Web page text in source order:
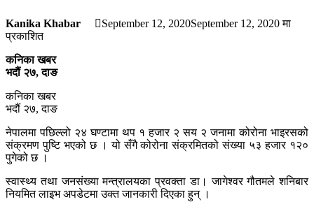
Kanika Khabar September 12, 2020September 12, 2020मा
प्रकाशित
कनिका खबर
भदौं २७, दाङ
कनिका खबर
भदौं २७, दाङ
नेपालमा पछिल्लो २४ घण्टामा थप १ हजार २ सय २ जनामा कोरोना भाइरसको
संक्रमण पुष्टि भएको छ । यो सँगै कोरोना संक्रमितको संख्या ५३ हजार १२०
पुगेको छ ।
स्वास्थ्य तथा जनसंख्या मन्त्रालयका प्रवक्ता डा। जागेश्वर गौतमले शनिबार
नियमित लाइभ अपडेटमा उक्त जानकारी दिएका हुन् ।